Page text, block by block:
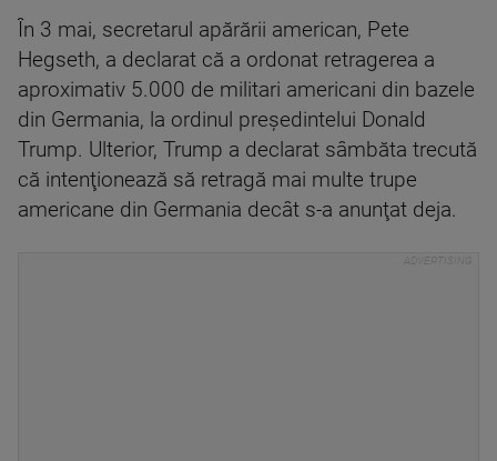
În 3 mai, secretarul apărării american, Pete
Hegseth, a declarat că a ordonat retragerea a
aproximativ 5.000 de militari americani din bazele
din Germania, la ordinul preşedintelui Donald
Trump. Ulterior, Trump a declarat sâmbăta trecută
că intenţionează să retragă mai multe trupe
americane din Germania decât s-a anunţat deja.